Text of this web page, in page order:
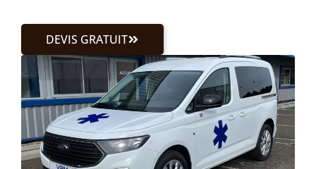
DEVIS GRATUIT